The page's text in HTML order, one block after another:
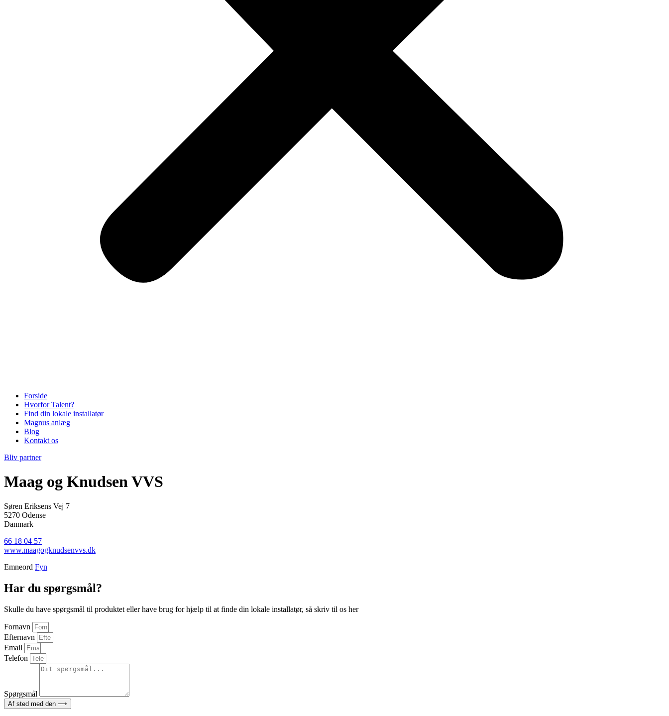
Forside
Hvorfor Talent?
Find din lokale installatør
Magnus anlæg
Blog
Kontakt os
Bliv partner
Maag og Knudsen VVS
Søren Eriksens Vej 7
5270 Odense
Danmark
66 18 04 57
www.maagogknudsenvvs.dk
Emneord Fyn
Har du spørgsmål?
Skulle du have spørgsmål til produktet eller have brug for hjælp til at finde din lokale installatør, så skriv til os her
Fornavn
Efternavn
Email
Telefon
Spørgsmål
Af sted med den ⟶